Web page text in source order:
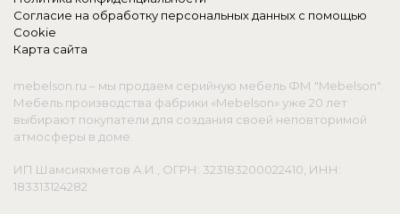
Согласие на обработку персональных данных с помощью
Cookie
Карта сайта
mebelson.ru – мы продаем серийную мебель ФМ "Mebelson".
Мебель производства фабрики «Mebelson» уже 20 лет
выбирают покупатели для создания своей неповторимой
атмосферы в доме.
ИП Шамсияхметов А.И., ОГРН: 323183200022410, ИНН:
183313124282